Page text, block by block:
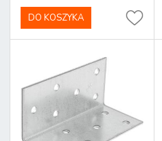
DO KOSZYKA